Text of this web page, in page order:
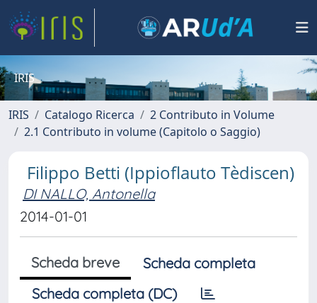
IRIS
IRIS Catalogo Ricerca
2 Contributo in Volume
2.1 Contributo in volume (Capitolo o Saggio)
Filippo Betti (Ippioflauto Tèdiscen)
DI NALLO, Antonella
2014-01-01
Scheda breve
Scheda completa
Scheda completa (DC)